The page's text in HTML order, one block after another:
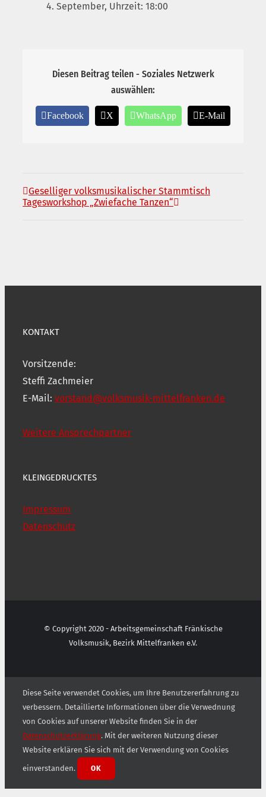
4. September, Uhrzeit: 18:00
Diesen Beitrag teilen - Soziales Netzwerk
auswählen:
Facebook X WhatsApp E-Mail
Geselliger volksmusikalischer Stammtisch
Tagesworkshop „Zwiefache Tanzen“
KONTAKT
Vorsitzende:
Steffi Zachmeier
E-Mail: vorstand@volksmusik-mittelfranken.de
Weitere Ansprechpartner
KLEINGEDRUCKTES
Impressum
Datenschutz
© Copyright 2020 - Arbeitsgemeinschaft Fränkische
Volksmusik, Bezirk Mittelfranken e.V.
Diese Seite verwendet Cookies, um Ihre Benutzererfahrung zu
verbessern. Detaillierte Informationen über die Verwednung
von Cookies auf unserer Website finden Sie in der
Datenschutzerklärung. Mit der weiteren Nutzung dieser
Website erklären Sie sich mit der Verwendung von Cookies
einverstanden. OK